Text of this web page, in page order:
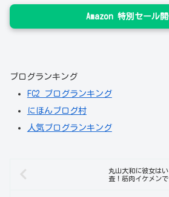
Amazon 特別セール
ブログランキング
FC2 ブログランキング
にほんブログ村
人気ブログランキング
丸山大和に彼女は
査！筋肉イケメンで